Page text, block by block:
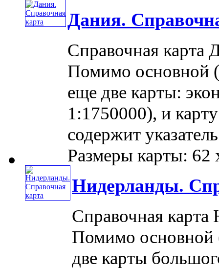
Дания.
Справочная карта
Помимо основной
еще две карты:
1:1750000), и
содержит
Размеры карты: 62
Нидерланды.
Справочная
Помимо основной
две карты